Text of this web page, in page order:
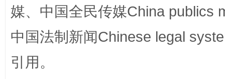
国家大学科技园优化重塑工作
媒、中国全民传媒China publics
中国法制新闻Chinese legal
引用。